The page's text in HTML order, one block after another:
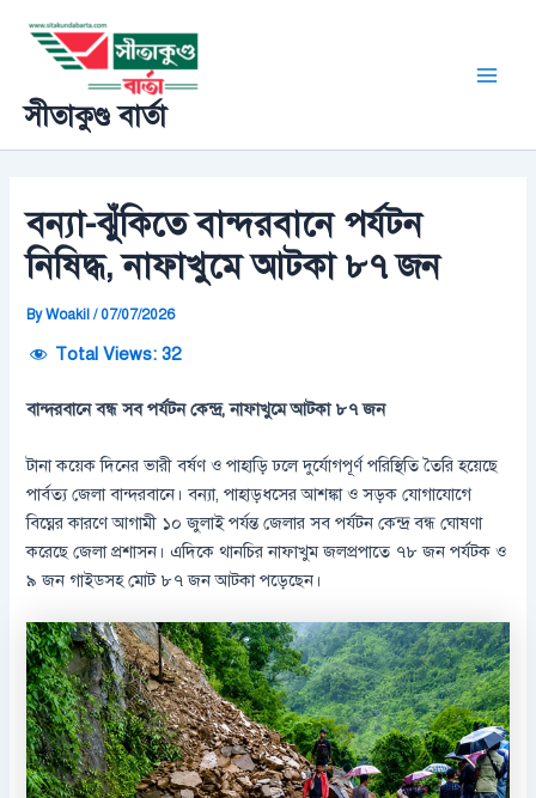
content
সীতাকুণ্ড বার্তা
বন্যা-ঝুঁকিতে বান্দরবানে পর্যটন
নিষিদ্ধ, নাফাখুমে আটকা ৮৭ জন
ByWoakil/ 07/07/2026
Total Views: 32
বান্দরবানে বন্ধ সব পর্যটন কেন্দ্র, নাফাখুমে আটকা ৮৭ জন
টানা কয়েক দিনের ভারী বর্ষণ ও পাহাড়ি ঢলে দুর্যোগপূর্ণ পরিস্থিতি তৈরি হয়েছে
পার্বত্য জেলা বান্দরবানে। বন্যা, পাহাড়ধসের আশঙ্কা ও সড়ক যোগাযোগে
বিঘ্নের কারণে আগামী ১০ জুলাই পর্যন্ত জেলার সব পর্যটন কেন্দ্র বন্ধ ঘোষণা
করেছে জেলা প্রশাসন। এদিকে থানচির নাফাখুম জলপ্রপাতে ৭৮ জন পর্যটক ও
৯ জন গাইডসহ মোট ৮৭ জন আটকা পড়েছেন।
navigation